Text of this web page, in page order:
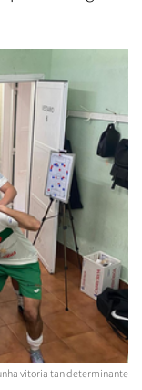
vitoria tan determinante